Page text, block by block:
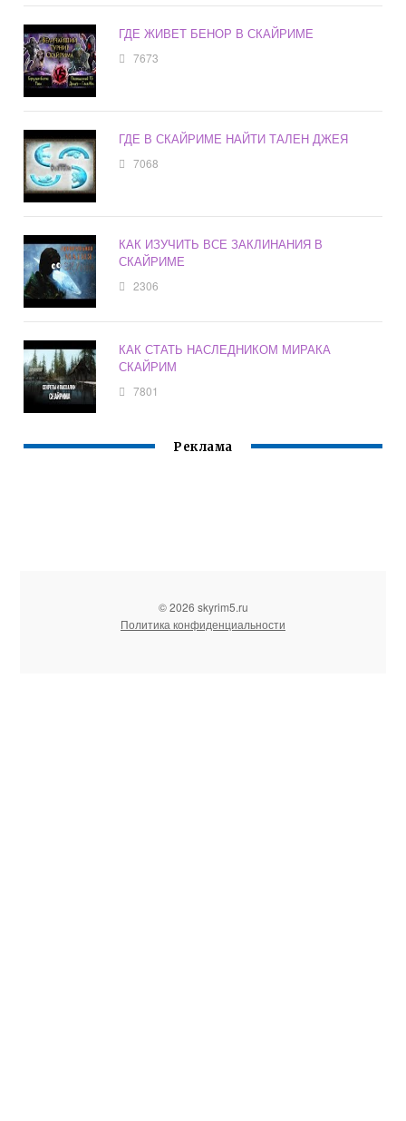
ГДЕ ЖИВЕТ БЕНОР В СКАЙРИМЕ
7673
ГДЕ В СКАЙРИМЕ НАЙТИ ТАЛЕН ДЖЕЯ
7068
КАК ИЗУЧИТЬ ВСЕ ЗАКЛИНАНИЯ В
СКАЙРИМЕ
2306
КАК СТАТЬ НАСЛЕДНИКОМ МИРАКА
СКАЙРИМ
7801
Реклама
© 2026 skyrim5.ru
Политика конфиденциальности